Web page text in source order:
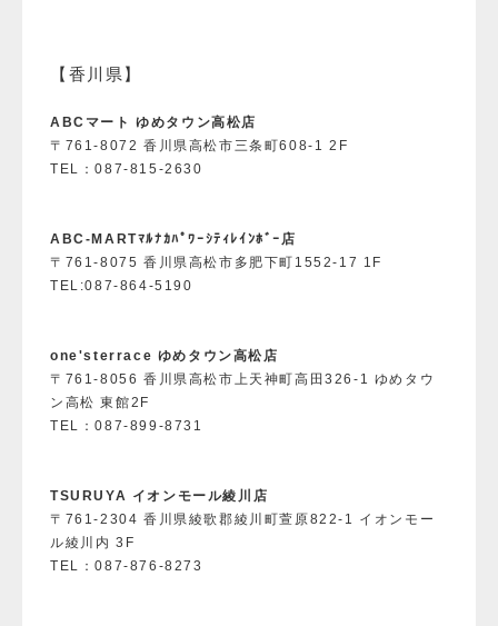
【香川県】
ABCマート ゆめタウン高松店
〒761-8072 香川県高松市三条町608-1 2F
TEL：087-815-2630
ABC-MARTﾏﾙﾅｶﾊﾟﾜｰｼﾃｨﾚｲﾝﾎﾞｰ店
〒761-8075 香川県高松市多肥下町1552-17 1F
TEL:087-864-5190
one'sterrace ゆめタウン高松店
〒761-8056 香川県高松市上天神町高田326-1 ゆめタウ
ン高松 東館2F
TEL：087-899-8731
TSURUYA イオンモール綾川店
〒761-2304 香川県綾歌郡綾川町萱原822-1 イオンモー
ル綾川内 3F
TEL：087-876-8273